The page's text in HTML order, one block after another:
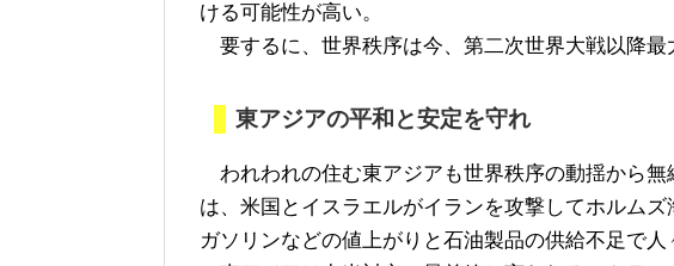
ける可能性が高い。
要するに、世界秩序は今、第二次世界大戦以降最
東アジアの平和と安定を守れ
われわれの住む東アジアも世界秩序の動揺から
は、米国とイスラエルがイランを攻撃してホルム
ガソリンなどの値上がりと石油製品の供給不足で人